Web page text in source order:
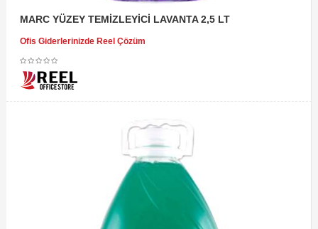
MARC YÜZEY TEMİZLEYİCİ LAVANTA 2,5 LT
Ofis Giderlerinizde Reel Çözüm